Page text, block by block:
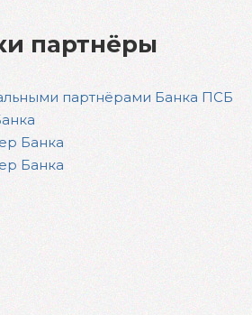
партнёры